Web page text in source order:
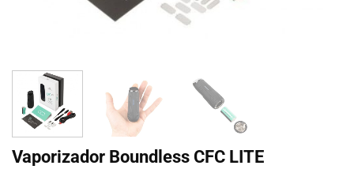
Vaporizador Boundless CFC LITE